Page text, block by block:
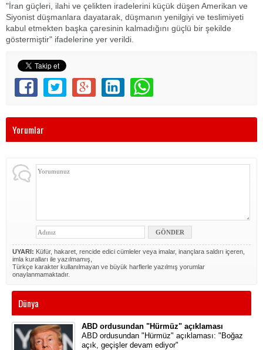
"İran güçleri, ilahi ve çelikten iradelerini küçük düşen Amerikan ve
Siyonist düşmanlara dayatarak, düşmanın yenilgiyi ve teslimiyeti
kabul etmekten başka çaresinin kalmadığını güçlü bir şekilde
göstermiştir" ifadelerine yer verildi.
Yorumlar
UYARI: Küfür, hakaret, rencide edici cümleler veya imalar, inançlara saldırı içeren,
imla kuralları ile yazılmamış,
Türkçe karakter kullanılmayan ve büyük harflerle yazılmış yorumlar
onaylanmamaktadır.
Dünya
ABD ordusundan "Hürmüz" açıklaması
ABD ordusundan "Hürmüz" açıklaması: "Boğaz
açık, geçişler devam ediyor"